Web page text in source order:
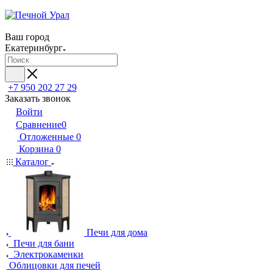
Ваш город
Екатеринбург
+7 950 202 27 29
Заказать звонок
Войти
Сравнение0
Отложенные 0
Корзина 0
Каталог
Печи для дома
Печи для бани
Электрокаменки
Облицовки для печей